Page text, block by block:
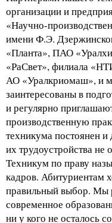
организации и
«Научно-
имени Ф.Э.
«Планта», ПАО
«РаСвет», филиала
АО «Уралкриомаш», и
заинтересованы в
и регулярно
производственную
техникума постоянен
их трудоустройства не
Техникум по праву
кадров. Абитуриентам
правильный выбор. Мы
современное
ни у кого не осталось